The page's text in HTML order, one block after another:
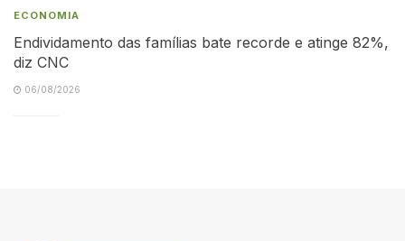
ECONOMIA
Endividamento das famílias bate recorde e atinge 82%,
diz CNC
06/08/2026